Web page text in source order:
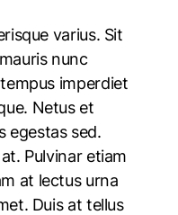
varius. Sit
nunc
imperdiet
Netus et
egestas sed.
Pulvinar etiam
at lectus urna
Duis at tellus